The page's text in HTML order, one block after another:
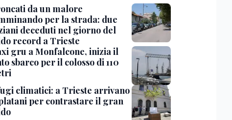
da un malore
per la strada: due
deceduti nel giorno del
record a Trieste
gru a Monfalcone, inizia il
sbarco per il colosso di 110
climatici: a Trieste arrivano
per contrastare il gran